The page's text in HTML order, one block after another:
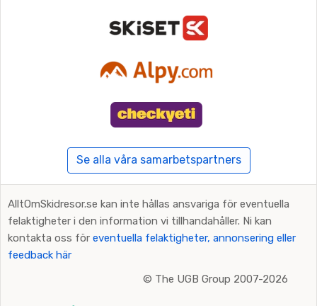
Se alla våra samarbetspartners
AlltOmSkidresor.se kan inte hållas ansvariga för eventuella
felaktigheter i den information vi tillhandahåller. Ni kan
kontakta oss för eventuella felaktigheter, annonsering eller
feedback här
© The UGB Group 2007-2026